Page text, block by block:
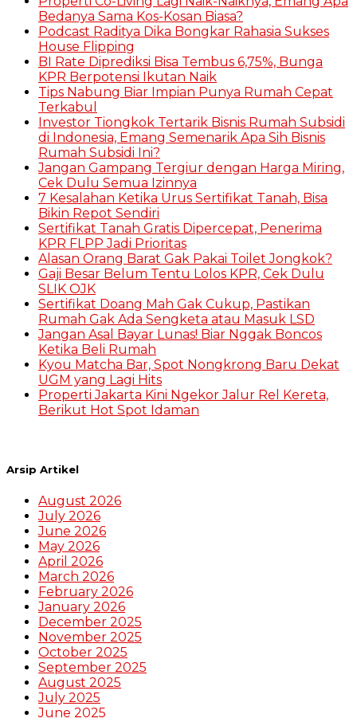
Bedanya Sama Kos-Kosan Biasa?
Podcast Raditya Dika Bongkar Rahasia Sukses
House Flipping
BI Rate Diprediksi Bisa Tembus 6,75%, Bunga
KPR Berpotensi Ikutan Naik
Tips Nabung Biar Impian Punya Rumah Cepat
Terkabul
Investor Tiongkok Tertarik Bisnis Rumah Subsidi
di Indonesia, Emang Semenarik Apa Sih Bisnis
Rumah Subsidi Ini?
Jangan Gampang Tergiur dengan Harga Miring,
Cek Dulu Semua Izinnya
7 Kesalahan Ketika Urus Sertifikat Tanah, Bisa
Bikin Repot Sendiri
Sertifikat Tanah Gratis Dipercepat, Penerima
KPR FLPP Jadi Prioritas
Alasan Orang Barat Gak Pakai Toilet Jongkok?
Gaji Besar Belum Tentu Lolos KPR, Cek Dulu
SLIK OJK
Sertifikat Doang Mah Gak Cukup, Pastikan
Rumah Gak Ada Sengketa atau Masuk LSD
Jangan Asal Bayar Lunas! Biar Nggak Boncos
Ketika Beli Rumah
Kyou Matcha Bar, Spot Nongkrong Baru Dekat
UGM yang Lagi Hits
Properti Jakarta Kini Ngekor Jalur Rel Kereta,
Berikut Hot Spot Idaman
Arsip Artikel
August 2026
July 2026
June 2026
May 2026
April 2026
March 2026
February 2026
January 2026
December 2025
November 2025
October 2025
September 2025
August 2025
July 2025
June 2025